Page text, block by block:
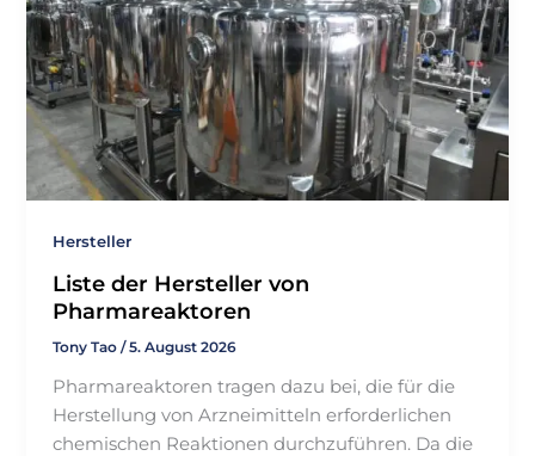
Hersteller
Liste der Hersteller von
Pharmareaktoren
Tony Tao/5. August 2026
Pharmareaktoren tragen dazu bei, die für die
Herstellung von Arzneimitteln erforderlichen
chemischen Reaktionen durchzuführen. Da die